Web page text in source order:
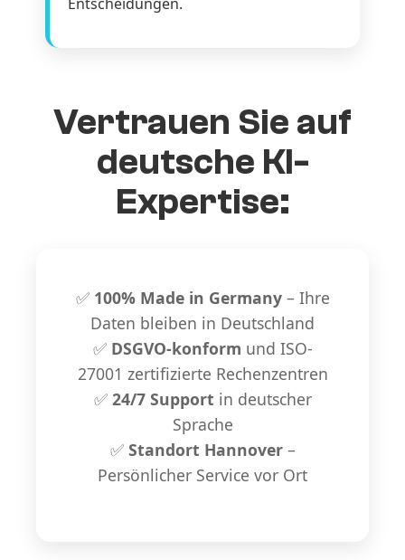
Vertrauen Sie auf
deutsche KI-
Expertise:
✅ 100% Made in Germany– Ihre
Daten bleiben in Deutschland
✅ DSGVO-konform und ISO-
27001 zertifizierte Rechenzentren
✅ 24/7 Support in deutscher
Sprache
✅ Standort Hannover–
Persönlicher Service vor Ort